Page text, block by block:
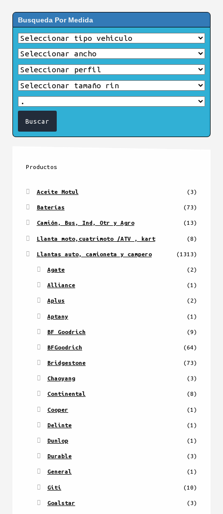
Busqueda Por Medida
Productos
Aceite Motul (3)
Baterías (73)
Camión, Bus, Ind, Otr y Agro (13)
Llanta moto,cuatrimoto /ATV , kart (8)
Llantas auto, camioneta y campero (1313)
Agate (2)
Alliance (1)
Aplus (2)
Aptany (1)
BF Goodrich (9)
BFGoodrich (64)
Bridgestone (73)
Chaoyang (3)
Continental (8)
Cooper (1)
Delinte (1)
Dunlop (1)
Durable (3)
General (1)
Giti (10)
Goalstar (3)